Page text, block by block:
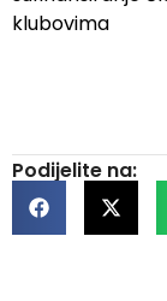
klubovima
Podijelite na: